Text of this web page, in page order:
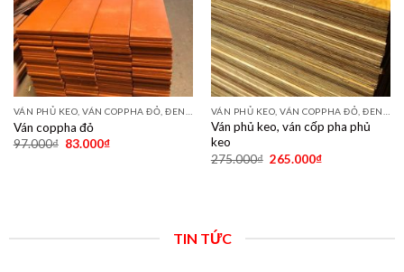
VÁN PHỦ KEO, VÁN COPPHA ĐỎ, ĐEN, VÀNG
Ván coppha đỏ
97.000₫ 83.000₫
VÁN PHỦ KEO, VÁN COPPHA ĐỎ, ĐEN, VÀNG
Ván phủ keo, ván cốp pha phủ
keo
275.000₫ 265.000₫
TIN TỨC